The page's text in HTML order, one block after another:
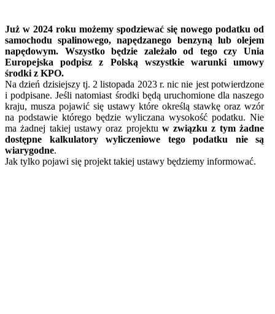
Już w 2024 roku możemy spodziewać się nowego podatku od
samochodu spalinowego, napędzanego benzyną lub olejem
napędowym. Wszystko będzie zależało od tego czy Unia
Europejska podpisz z Polską wszystkie warunki umowy
środki z KPO.
Na dzień dzisiejszy tj. 2 listopada 2023 r. nic nie jest potwierdzone
i podpisane. Jeśli natomiast środki będą uruchomione dla naszego
kraju, musza pojawić się ustawy które określą stawkę oraz wzór
na podstawie którego będzie wyliczana wysokość podatku. Nie
ma żadnej takiej ustawy oraz projektu w związku z tym żadne
dostępne kalkulatory wyliczeniowe tego podatku nie są
wiarygodne.
Jak tylko pojawi się projekt takiej ustawy będziemy informować.